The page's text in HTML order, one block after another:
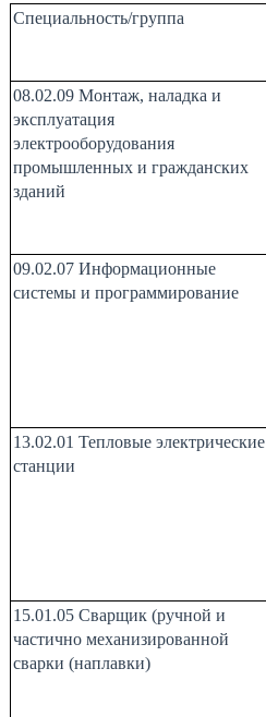
Специальность/группа
08.02.09 Монтаж, наладка и
эксплуатация
электрооборудования
промышленных и гражданских
зданий
09.02.07 Информационные
системы и программирование
13.02.01 Тепловые электрические
станции
15.01.05 Сварщик (ручной и
частично механизированной
сварки (наплавки)